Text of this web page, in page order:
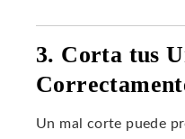
3. Corta tus
Un mal corte puede